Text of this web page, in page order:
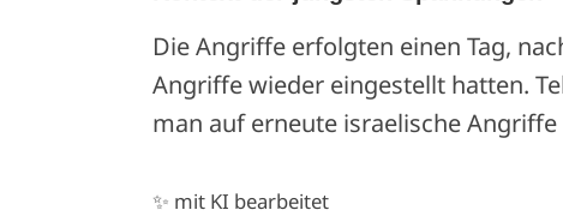
Die Angriffe erfolgten einen Tag,
Angriffe wieder eingestellt hatten.
man auf erneute israelische
✨ mit KI bearbeitet